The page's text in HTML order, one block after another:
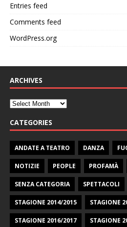
Entries feed
Comments feed
WordPress.org
ARCHIVES
CATEGORIES
ANDATE A TEATRO DANZA
NOTIZIE PEOPLE PROFAMÀ
SENZA CATEGORIA SPETTACOLI
STAGIONE 2014/2015 STAGIONE
STAGIONE 2016/2017 STAGIONE